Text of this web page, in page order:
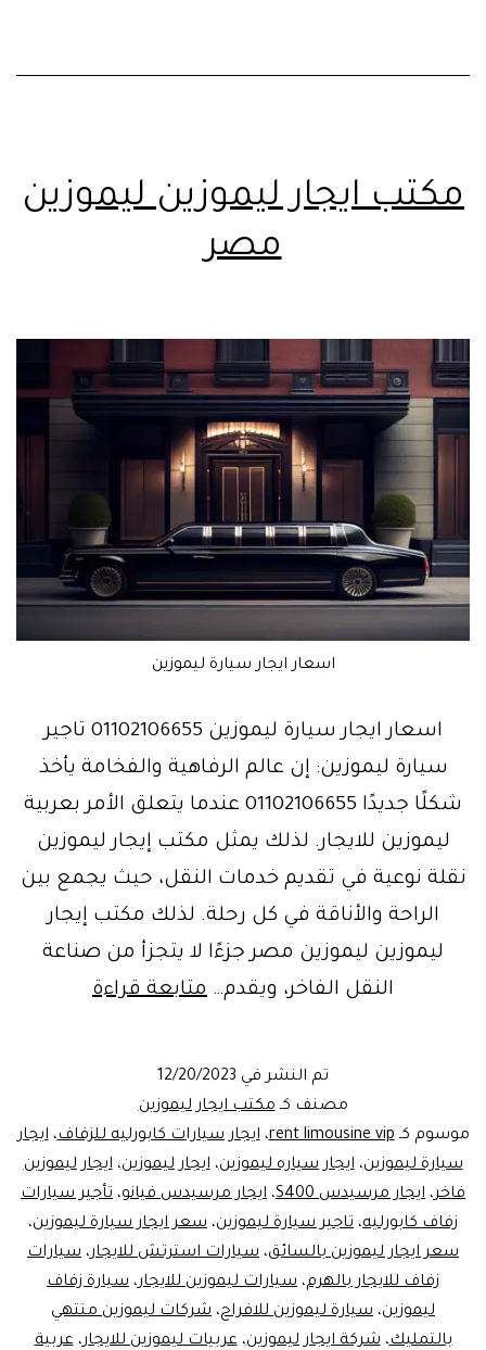
مكتب ايجار ليموزين ليموزين
مصر
اسعار ايجار سيارة ليموزين
اسعار ايجار سيارة ليموزين 01102106655 تاجير
سيارة ليموزين: إن عالم الرفاهية والفخامة يأخذ
شكلًا جديدًا 01102106655 عندما يتعلق الأمر بعربية
ليموزين للايجار. لذلك يمثل مكتب إيجار ليموزين
نقلة نوعية في تقديم خدمات النقل، حيث يجمع بين
الراحة والأناقة في كل رحلة. لذلك مكتب إيجار
ليموزين ليموزين مصر جزءًا لا يتجزأ من صناعة
النقل الفاخر، ويقدم… متابعة قراءةمكتب
مصر
تم النشر في 12/20/2023
مصنف كـمكتب ايجار ليموزين
موسوم كـrent limousine vip،ايجار سيارات كابورليه للزفاف،ايجار
سيارة ليموزين،ايجار سياره ليموزين،ايجار ليموزين،ايجار ليموزين
فاخر، ايجار مرسيدس S400 ، ايجار مرسيدس فيانو، تأجير سيارات
زفاف كابورليه، تاجير سيارة ليموزين، سعر ايجار سيارة ليموزين،
سعر ايجار ليموزين بالسائق، سيارات استرتش للايجار، سيارات
زفاف للايجار بالهرم، سيارات ليموزين للايجار، سيارة زفاف
ليموزين، سيارة ليموزين للافراح، شركات ليموزين منتهي
بالتمليك،شركة ايجار ليموزين،عربيات ليموزين للايجار،عربية